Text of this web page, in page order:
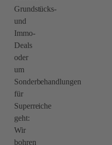
Grundstücks-
und
Immo-
Deals
oder
um
Sonderbehandlungen
für
Superreiche
geht:
Wir
bohren